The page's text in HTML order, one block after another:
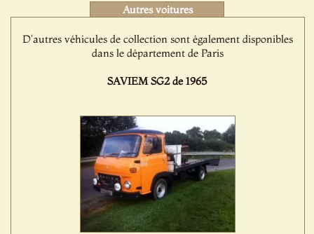
Autres voitures
D'autres véhicules de collection sont également disponibles
dans le département de Paris
SAVIEM SG2 de 1965